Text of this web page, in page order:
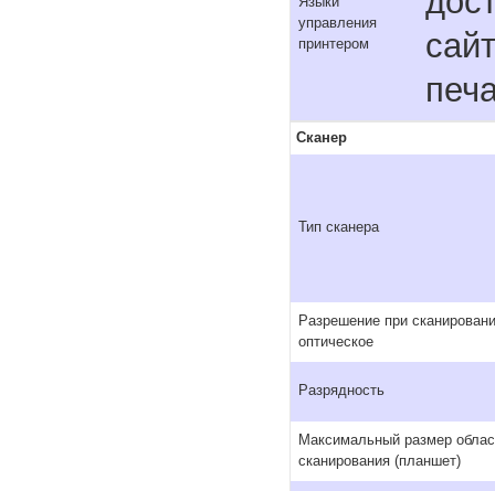
управления
принтером
Сканер
Тип сканера
Разрешение при
оптическое
Разрядность
Максимальный размер
сканирования (планшет)